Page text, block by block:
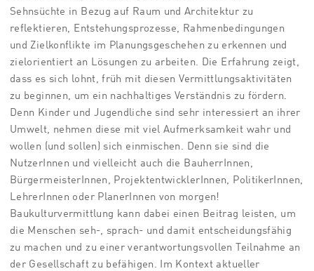
Sehnsüchte in Bezug auf Raum und Architektur zu
reflektieren, Entstehungsprozesse, Rahmenbedingungen
und Zielkonflikte im Planungsgeschehen zu erkennen und
zielorientiert an Lösungen zu arbeiten. Die Erfahrung zeigt,
dass es sich lohnt, früh mit diesen Vermittlungsaktivitäten
zu beginnen, um ein nachhaltiges Verständnis zu fördern.
Denn Kinder und Jugendliche sind sehr interessiert an ihrer
Umwelt, nehmen diese mit viel Aufmerksamkeit wahr und
wollen (und sollen) sich einmischen. Denn sie sind die
NutzerInnen und vielleicht auch die BauherrInnen,
BürgermeisterInnen, ProjektentwicklerInnen, PolitikerInnen,
LehrerInnen oder PlanerInnen von morgen!
Baukulturvermittlung kann dabei einen Beitrag leisten, um
die Menschen seh-, sprach- und damit entscheidungsfähig
zu machen und zu einer verantwortungsvollen Teilnahme an
der Gesellschaft zu befähigen. Im Kontext aktueller